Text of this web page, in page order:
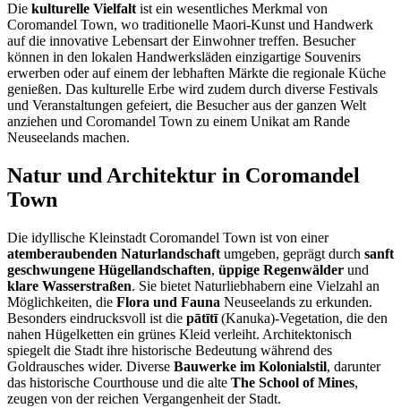
Die kulturelle Vielfalt ist ein wesentliches Merkmal von
Coromandel Town, wo traditionelle Maori-Kunst und Handwerk
auf die innovative Lebensart der Einwohner treffen. Besucher
können in den lokalen Handwerksläden einzigartige Souvenirs
erwerben oder auf einem der lebhaften Märkte die regionale Küche
genießen. Das kulturelle Erbe wird zudem durch diverse Festivals
und Veranstaltungen gefeiert, die Besucher aus der ganzen Welt
anziehen und Coromandel Town zu einem Unikat am Rande
Neuseelands machen.
Natur und Architektur in Coromandel
Town
Die idyllische Kleinstadt Coromandel Town ist von einer
atemberaubenden Naturlandschaft umgeben, geprägt durch sanft
geschwungene Hügellandschaften, üppige Regenwälder und
klare Wasserstraßen. Sie bietet Naturliebhabern eine Vielzahl an
Möglichkeiten, die Flora und Fauna Neuseelands zu erkunden.
Besonders eindrucksvoll ist die pātītī(Kanuka)-Vegetation, die den
nahen Hügelketten ein grünes Kleid verleiht. Architektonisch
spiegelt die Stadt ihre historische Bedeutung während des
Goldrausches wider. Diverse Bauwerke im Kolonialstil, darunter
das historische Courthouse und die alte The School of Mines,
zeugen von der reichen Vergangenheit der Stadt.